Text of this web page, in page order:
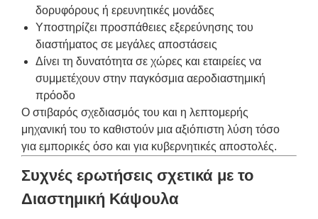
δορυφόρους ή ερευνητικές μονάδες
Υποστηρίζει προσπάθειες εξερεύνησης του
διαστήματος σε μεγάλες αποστάσεις
Δίνει τη δυνατότητα σε χώρες και εταιρείες να
συμμετέχουν στην παγκόσμια αεροδιαστημική
πρόοδο
Ο στιβαρός σχεδιασμός του και η λεπτομερής
μηχανική του το καθιστούν μια αξιόπιστη λύση τόσο
για εμπορικές όσο και για κυβερνητικές αποστολές.
Συχνές ερωτήσεις σχετικά με το
Διαστημική Κάψουλα